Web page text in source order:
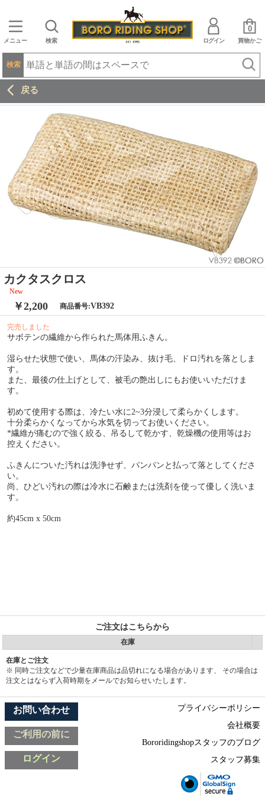
メニュー 検索 ログイン 買物かご
0
検索
戻る
カクタスクロス
New
￥2,200 商品番号:VB392
完売しました
サボテンの繊維から作られた馬体用ふきん。
湿らせた状態で使い、馬体の汗染み、抜け毛、ドロ汚れを落としま
す。
また、最後の仕上げとして、被毛の艶出しにもお使いいただけま
す。
初めて使用する際は、冷たい水に2~3分浸して柔らかくします。
十分柔らかくなってから水気を切ってお使いください。
*繊維が痛むので強く絞る、吊るして乾かす、乾燥機の使用等はお
控えください。
ふきんについた汚れは洗浄せず、パンパンと払って落としてくださ
い。
尚、ひどい汚れの際は冷水に石鹸または洗剤を使って優しく洗いま
す。
約45cm x 50cm
ご注文はこちらから
在庫
在庫とご注文
※ 同時ご注文などで少量在庫商品は品切れになる場合があります、 その場合は
注文とはならず入荷時期をメールでお知らせいたします。
お問い合わせ
ご利用の前に
ログイン
プライバシーポリシー
会社概要
Bororidingshopスタッフのブログ
スタッフ募集